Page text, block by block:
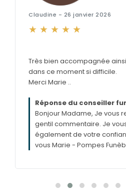
Claudine - 26 janvier 2026
Très bien accompagnée
dans ce moment si difficile.
Merci Marie ..
Réponse du conseiller
Bonjour Madame, Je vous
gentil commentaire. Je
également de votre
vous Marie - Pompes